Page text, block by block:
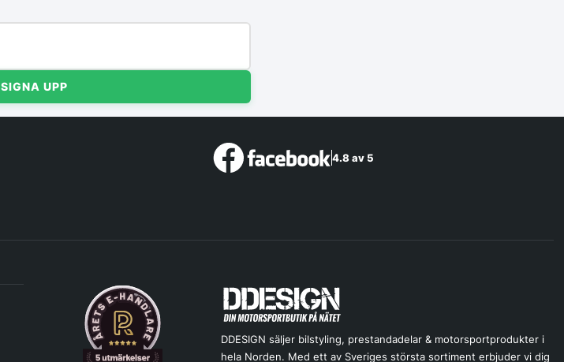
SIGNA UPP
4.8 av 5
DDESIGN säljer bilstyling, prestandadelar & motorsportprodukter i
hela Norden. Med ett av Sveriges största sortiment erbjuder vi dig